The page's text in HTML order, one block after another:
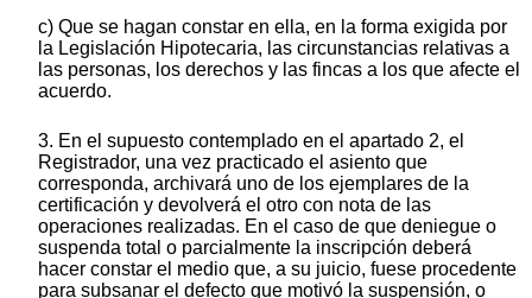
c) Que se hagan constar en ella, en la forma exigida por
la Legislación Hipotecaria, las circunstancias relativas a
las personas, los derechos y las fincas a los que afecte el
acuerdo.
3. En el supuesto contemplado en el apartado 2, el
Registrador, una vez practicado el asiento que
corresponda, archivará uno de los ejemplares de la
certificación y devolverá el otro con nota de las
operaciones realizadas. En el caso de que deniegue o
suspenda total o parcialmente la inscripción deberá
hacer constar el medio que, a su juicio, fuese procedente
para subsanar el defecto que motivó la suspensión, o